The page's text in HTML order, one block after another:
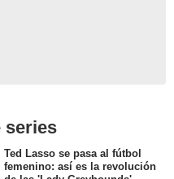
series
Ted Lasso se pasa al fútbol
femenino: así es la revolución